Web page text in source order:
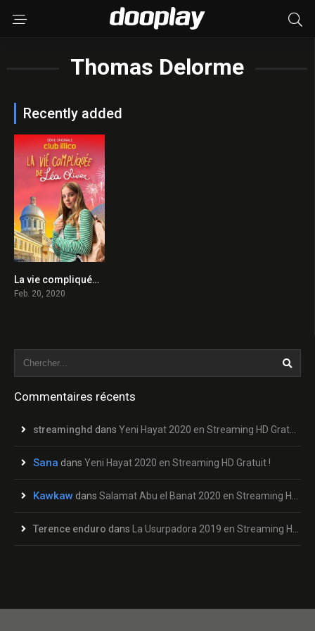
Thomas Delorme
Recently added
0
La vie compliquée de Léa Olivier 2020 en Streaming HD Gratuit !
Feb. 20, 2020
Commentaires récents
streaminghd dans Yeni Hayat 2020 en Streaming HD Gratuit !
Sana dans Yeni Hayat 2020 en Streaming HD Gratuit !
Kawkaw dans Salamat Abu el Banat 2020 en Streaming HD Gratuit !
Terence enduro dans La Usurpadora 2019 en Streaming HD Gratuit !